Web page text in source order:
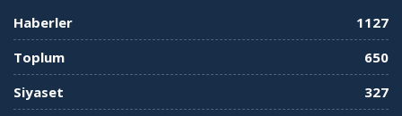
Haberler
1127
Toplum
650
Siyaset
327